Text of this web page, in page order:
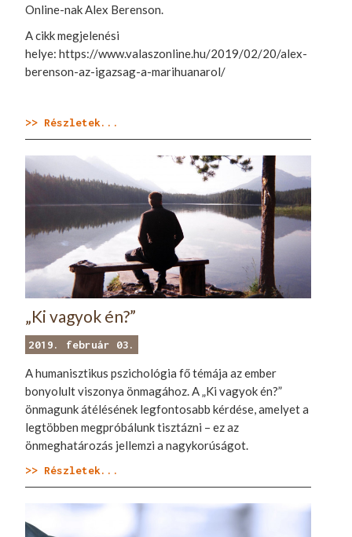
Online-nak Alex Berenson.
A cikk megjelenési
helye: https://www.valaszonline.hu/2019/02/20/alex-
berenson-az-igazsag-a-marihuanarol/
>> Részletek...
„Ki vagyok én?”
2019. február 03.
A humanisztikus pszichológia fő témája az ember
bonyolult viszonya önmagához. A „Ki vagyok én?”
önmagunk átélésének legfontosabb kérdése, amelyet a
legtöbben megpróbálunk tisztázni – ez az
önmeghatározás jellemzi a nagykorúságot.
>> Részletek...